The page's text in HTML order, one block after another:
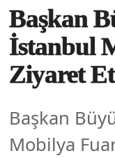
Başkan
İstanbul
Ziyaret
Başkan
Mobilya